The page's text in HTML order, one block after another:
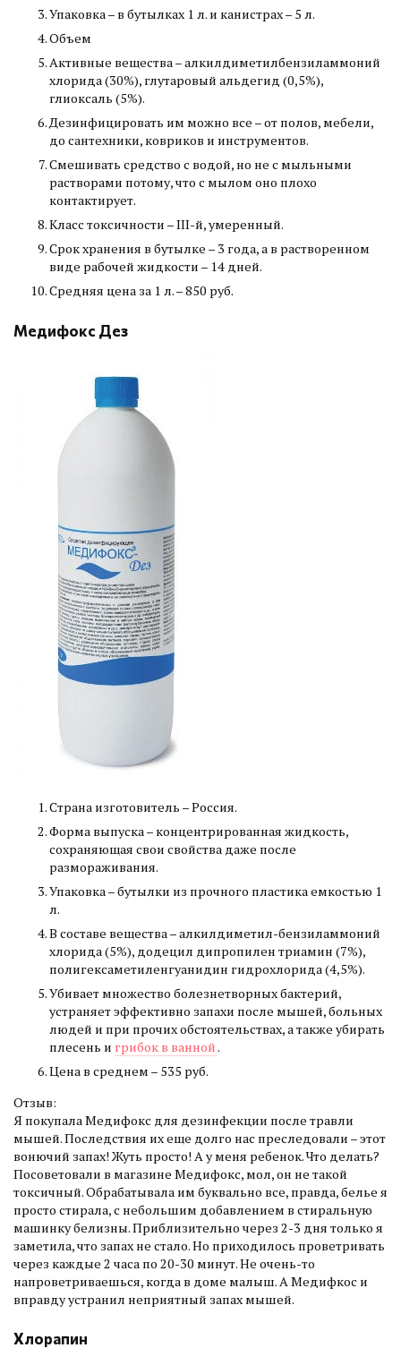
Упаковка – в бутылках 1 л. и канистрах – 5 л.
Объем
Активные вещества – алкилдиметилбензиламмоний
хлорида (30%), глутаровый альдегид (0,5%),
глиоксаль (5%).
Дезинфицировать им можно все – от полов, мебели,
до сантехники, ковриков и инструментов.
Смешивать средство с водой, но не с мыльными
растворами потому, что с мылом оно плохо
контактирует.
Класс токсичности – III-й, умеренный.
Срок хранения в бутылке – 3 года, а в растворенном
виде рабочей жидкости – 14 дней.
Средняя цена за 1 л. – 850 руб.
Медифокс Дез
Страна изготовитель – Россия.
Форма выпуска – концентрированная жидкость,
сохраняющая свои свойства даже после
размораживания.
Упаковка – бутылки из прочного пластика емкостью 1
л.
В составе вещества – алкилдиметил-бензиламмоний
хлорида (5%), додецил дипропилен триамин (7%),
полигексаметиленгуанидин гидрохлорида (4,5%).
Убивает множество болезнетворных бактерий,
устраняет эффективно запахи после мышей, больных
людей и при прочих обстоятельствах, а также убирать
плесень и грибок в ванной.
Цена в среднем – 535 руб.
Отзыв:
Я покупала Медифокс для дезинфекции после травли
мышей. Последствия их еще долго нас преследовали – этот
вонючий запах! Жуть просто! А у меня ребенок. Что делать?
Посоветовали в магазине Медифокс, мол, он не такой
токсичный. Обрабатывала им буквально все, правда, белье я
просто стирала, с небольшим добавлением в стиральную
машинку белизны. Приблизительно через 2-3 дня только я
заметила, что запах не стало. Но приходилось проветривать
через каждые 2 часа по 20-30 минут. Не очень-то
напроветриваешься, когда в доме малыш. А Медифкос и
вправду устранил неприятный запах мышей.
Хлорапин